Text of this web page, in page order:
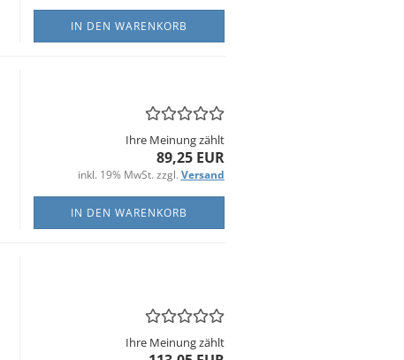
IN DEN WARENKORB
Ihre Meinung zählt
89,25 EUR
inkl. 19% MwSt. zzgl. Versand
IN DEN WARENKORB
Ihre Meinung zählt